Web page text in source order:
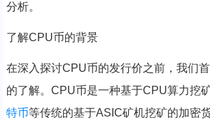
分析。
了解CPU币的背景
在深入探讨CPU币的发行价之前，我们
的了解。CPU币是一种基于CPU算力挖
特币等传统的基于ASIC矿机挖矿的加密